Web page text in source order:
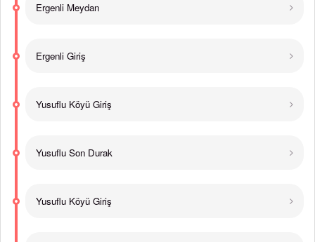
Ergenli Meydan
Ergenli Giriş
Yusuflu Köyü Giriş
Yusuflu Son Durak
Yusuflu Köyü Giriş